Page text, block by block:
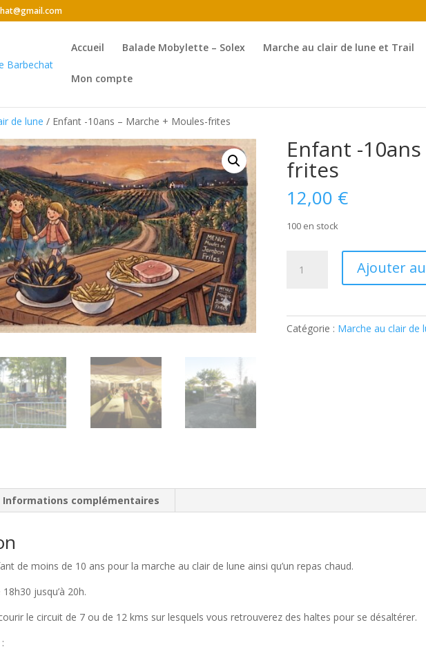
Accueil Balade Mobylette – Solex Marche au clair de lune et Trail
Mon compte
de lune / Enfant -10ans – Marche + Moules-frites
Enfant -
frites
12,00 €
100 en stock
Marche
Ajouter
Catégorie : Marche au clair de
Informations complémentaires
de moins de 10 ans pour la marche au clair de lune ainsi qu’un repas chaud.
jusqu’à 20h.
le circuit de 7 ou de 12 kms sur lesquels vous retrouverez des haltes pour se désaltérer.